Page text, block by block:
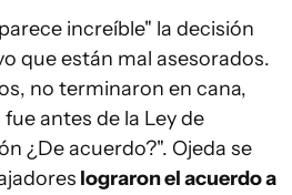
increíble" la decisión
que están mal asesorados.
no terminaron en cana,
antes de la Ley de
¿De acuerdo?". Ojeda se
lograron el acuerdo a